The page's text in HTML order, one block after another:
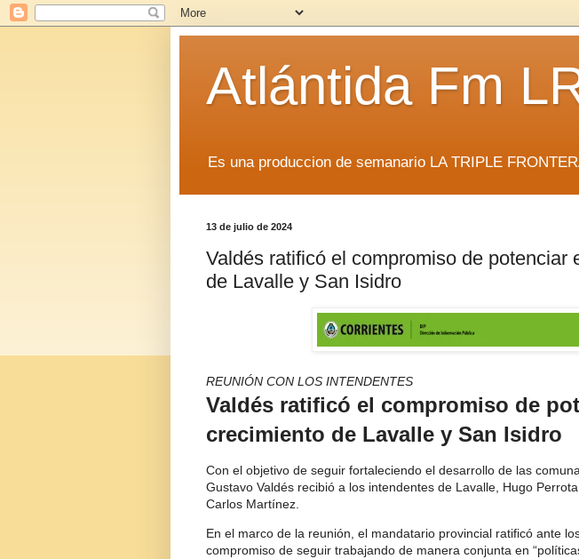
Atlántida Fm
Es una produccion de semanario LA TRIPLE
13 de julio de 2024
Valdés ratificó el compromiso de potenciar
de Lavalle y San Isidro
REUNIÓN CON LOS INTENDENTES
Valdés ratificó el compromiso de
crecimiento de Lavalle y San Isidro
Con el objetivo de seguir fortaleciendo el desarrollo de las
Gustavo Valdés recibió a los intendentes de Lavalle, Hugo
Carlos Martínez.
En el marco de la reunión, el mandatario provincial ratificó ante
compromiso de seguir trabajando de manera conjunta en